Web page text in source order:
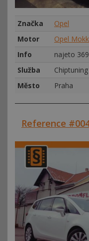
Značka
Opel
Motor
Opel
Info
najeto
Služba
Chiptuning
Město
Praha
Reference